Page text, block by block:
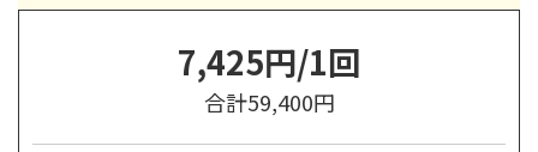
7,425円/1回
合計59,400円